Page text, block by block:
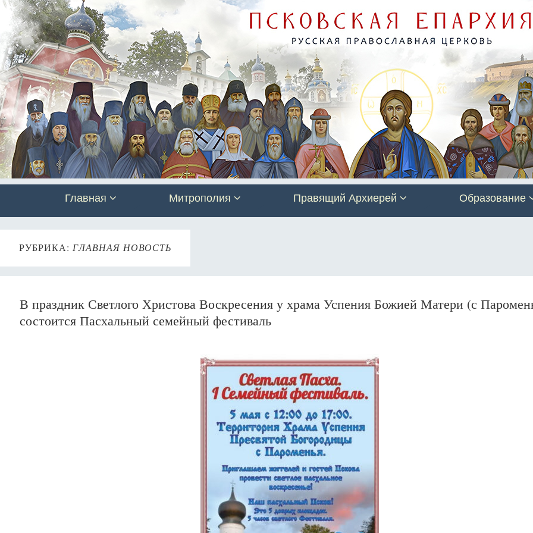
Главная Митрополия Правящий Архиерей Образование
РУБРИКА: ГЛАВНАЯ НОВОСТЬ
В праздник Светлого Христова Воскресения у храма Успения Божией Матери (с
состоится Пасхальный семейный фестиваль